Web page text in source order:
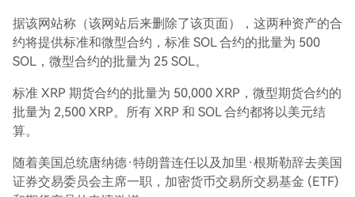
据该网站称（该网站后来删除了该页面），这两种资产的合
约将提供标准和微型合约，标准 SOL 合约的批量为 500
SOL，微型合约的批量为 25 SOL。
标准 XRP 期货合约的批量为 50,000 XRP，微型期货合约的
批量为 2,500 XRP。所有 XRP 和 SOL 合约都将以美元结
算。
随着美国总统唐纳德·特朗普连任以及加里·根斯勒辞去美国
证券交易委员会主席一职，加密货币交易所交易基金 (ETF)